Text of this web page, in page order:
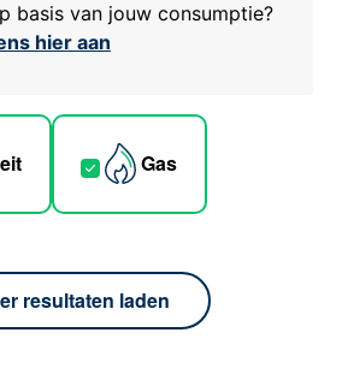
basis van jouw consumptie?
hier aan
Gas
resultaten laden